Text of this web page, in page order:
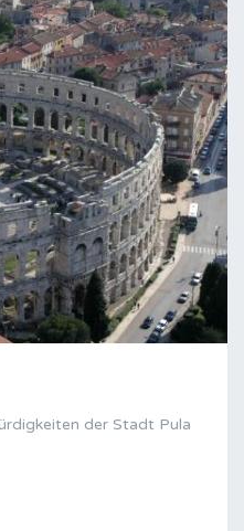
der Stadt Pula